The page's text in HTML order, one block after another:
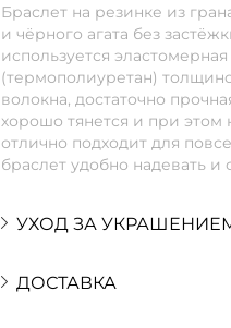
Браслет на резинке из
и чёрного агата без
используется
(термополиуретан)
волокна, достаточно
хорошо тянется и при
отлично подходит для
браслет удобно надевать и
УХОД ЗА
ДОСТАВКА